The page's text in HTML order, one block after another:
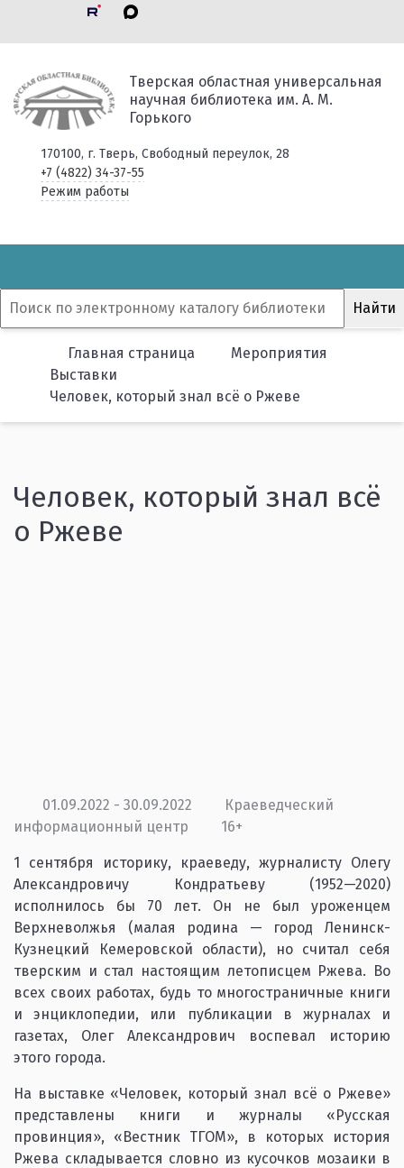
Тверская областная универсальная
научная библиотека им. А. М.
Горького
170100, г. Тверь, Свободный переулок, 28
+7 (4822) 34-37-55
Режим работы
Главная страница
Мероприятия
Выставки
Человек, который знал всё о Ржеве
Человек, который знал всё
о Ржеве
01.09.2022 - 30.09.2022
Краеведческий
информационный центр
16+
1 сентября историку, краеведу, журналисту Олегу
Александровичу Кондратьеву (1952—2020)
исполнилось бы 70 лет. Он не был уроженцем
Верхневолжья (малая родина — город Ленинск-
Кузнецкий Кемеровской области), но считал себя
тверским и стал настоящим летописцем Ржева. Во
всех своих работах, будь то многостраничные книги
и энциклопедии, или публикации в журналах и
газетах, Олег Александрович воспевал историю
этого города.
На выставке «Человек, который знал всё о Ржеве»
представлены книги и журналы «Русская
провинция», «Вестник ТГОМ», в которых история
Ржева складывается словно из кусочков мозаики в